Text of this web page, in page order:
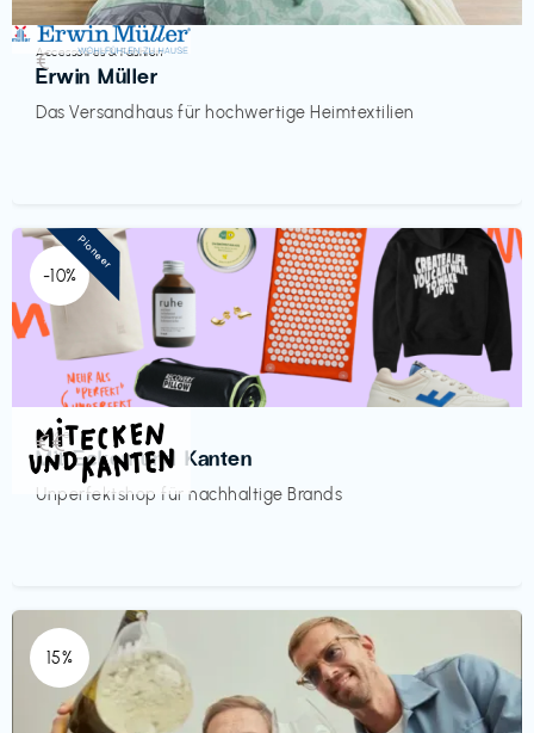
Accessoires & Fashion
Erwin Müller
Das Versandhaus für hochwertige Heimtextilien
€‎
-10%
Mode
Mit Ecken und Kanten
Unperfektshop für nachhaltige Brands
€€‎
Pioneer
15%